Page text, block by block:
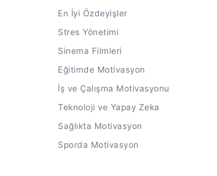
En İyi Özdeyişler
Stres Yönetimi
Sinema Filmleri
Eğitimde Motivasyon
İş ve Çalışma Motivasyonu
Teknoloji ve Yapay Zeka
Sağlıkta Motivasyon
Sporda Motivasyon